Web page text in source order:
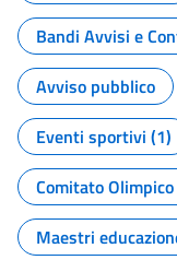
Bandi Avvisi e
Avviso pubblico
Eventi sportivi (1)
Comitato
Maestri